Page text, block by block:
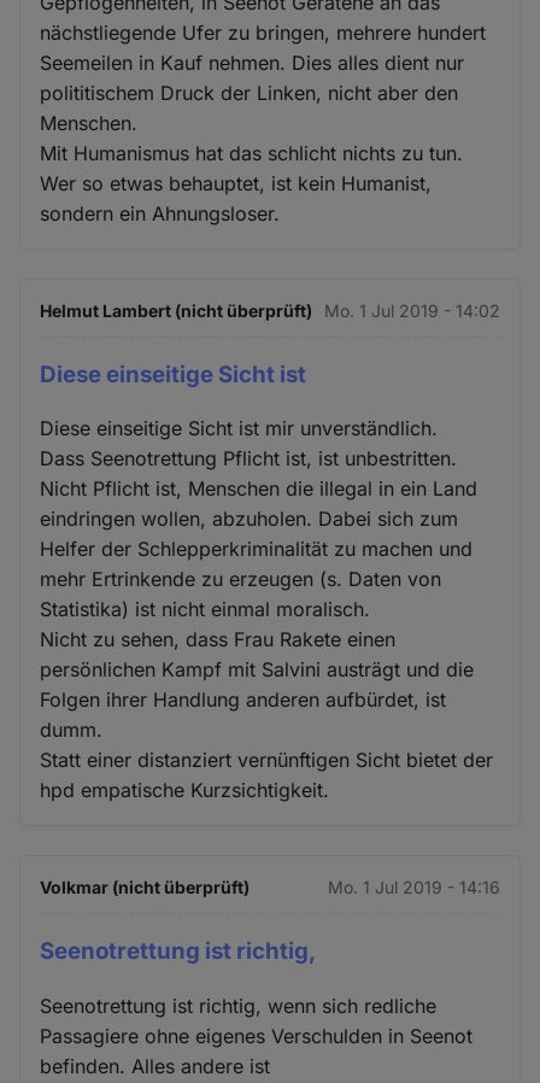
nächstliegende Ufer zu bringen, mehrere hundert
Seemeilen in Kauf nehmen. Dies alles dient nur
polititischem Druck der Linken, nicht aber den
Menschen.
Mit Humanismus hat das schlicht nichts zu tun.
Wer so etwas behauptet, ist kein Humanist,
sondern ein Ahnungsloser.
Helmut Lambert (nicht überprüft) Mo. 1 Jul 2019 - 14:02
Diese einseitige Sicht ist
Diese einseitige Sicht ist mir unverständlich.
Dass Seenotrettung Pflicht ist, ist unbestritten.
Nicht Pflicht ist, Menschen die illegal in ein Land
eindringen wollen, abzuholen. Dabei sich zum
Helfer der Schlepperkriminalität zu machen und
mehr Ertrinkende zu erzeugen (s. Daten von
Statistika) ist nicht einmal moralisch.
Nicht zu sehen, dass Frau Rakete einen
persönlichen Kampf mit Salvini austrägt und die
Folgen ihrer Handlung anderen aufbürdet, ist
dumm.
Statt einer distanziert vernünftigen Sicht bietet der
hpd empatische Kurzsichtigkeit.
Volkmar (nicht überprüft) Mo. 1 Jul 2019 - 14:16
Seenotrettung ist richtig,
Seenotrettung ist richtig, wenn sich redliche
Passagiere ohne eigenes Verschulden in Seenot
befinden. Alles andere ist